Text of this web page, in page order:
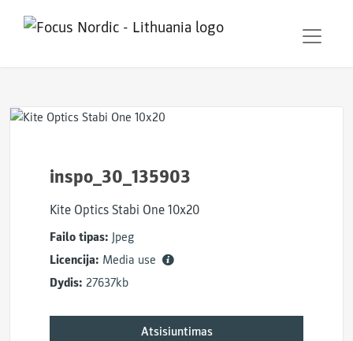
inspo_30_135903
Kite Optics Stabi One 10x20
Failo tipas: Jpeg
Licencija: Media use
Dydis: 27637kb
Atsisiuntimas